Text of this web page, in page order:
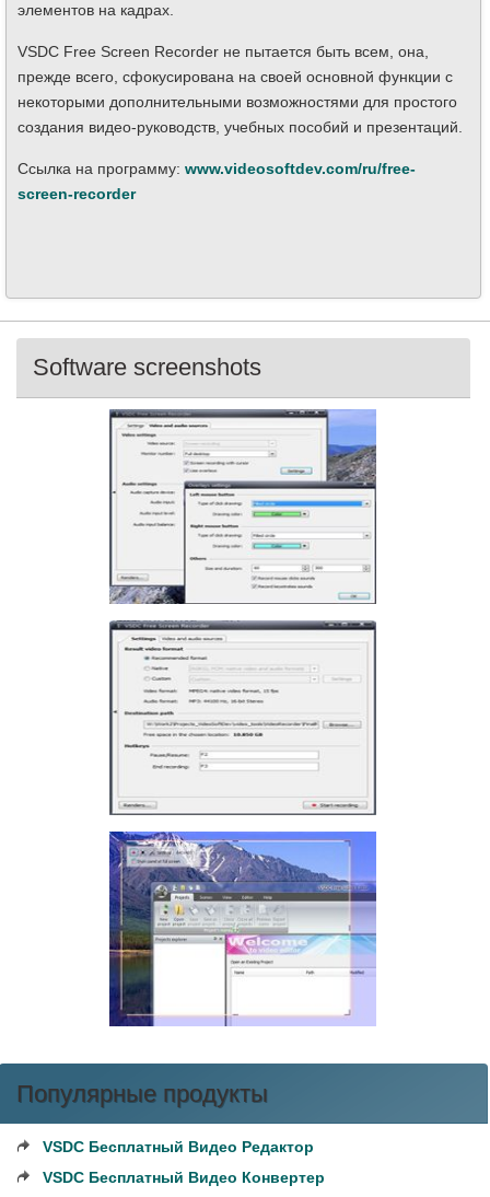
элементов на кадрах.
VSDC Free Screen Recorder не пытается быть всем, она,
прежде всего, сфокусирована на своей основной функции с
некоторыми дополнительными возможностями для простого
создания видео-руководств, учебных пособий и презентаций.
Ссылка на программу: www.videosoftdev.com/ru/free-
screen-recorder
Software screenshots
Популярные продукты
VSDC Бесплатный Видео Редактор
VSDC Бесплатный Видео Конвертер